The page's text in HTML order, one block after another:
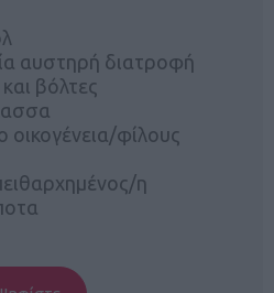
αυστηρή διατροφή
βόλτες
φίλους
η